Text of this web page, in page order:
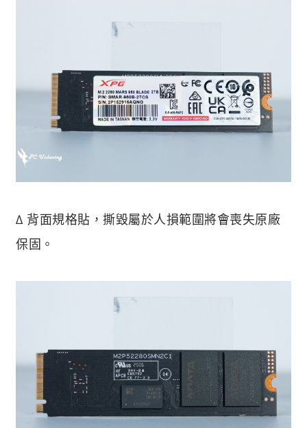
∆ 背面規格貼，撕毀屬於人損範圍將會喪失原廠
保固。